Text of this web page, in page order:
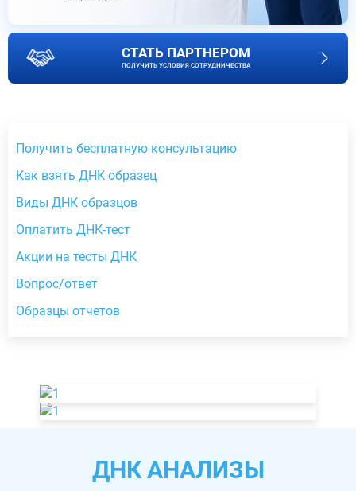
СТАТЬ ПАРТНЕРОМ
ПОЛУЧИТЬ УСЛОВИЯ СОТРУДНИЧЕСТВА
Получить бесплатную консультацию
Как взять ДНК образец
Виды ДНК образцов
Оплатить ДНК-тест
Акции на тесты ДНК
Вопрос/ответ
Образцы отчетов
ДНК АНАЛИЗЫ